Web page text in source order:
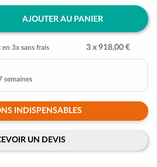
AJOUTER AU PANIER
en 3x sans frais 3 x 918,00 €
semaines
INDISPENSABLES
UN DEVIS